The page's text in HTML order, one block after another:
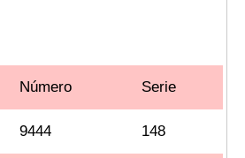
Número Serie
9444 148